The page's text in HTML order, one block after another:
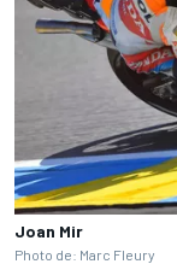
Joan Mir
Photo de: Marc Fleury